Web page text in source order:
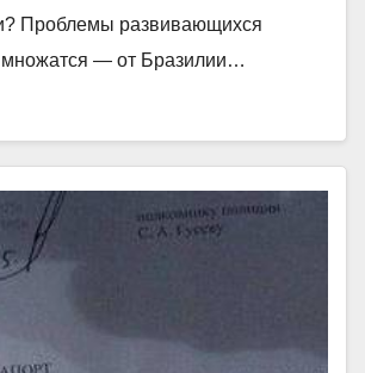
Проблемы развивающихся
множатся — от Бразилии…